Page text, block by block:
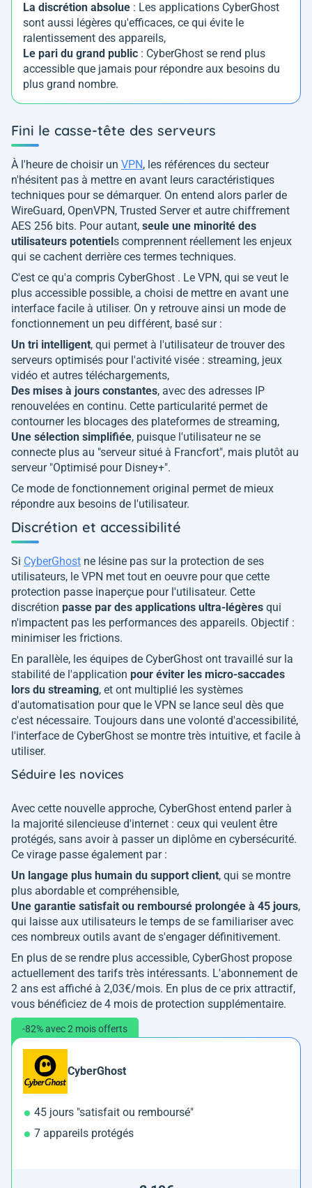
La discrétion absolue : Les applications CyberGhost
sont aussi légères qu'efficaces, ce qui évite le
ralentissement des appareils,
Le pari du grand public : CyberGhost se rend plus
accessible que jamais pour répondre aux besoins du
plus grand nombre.
Fini le casse-tête des serveurs
À l'heure de choisir un VPN, les références du secteur
n'hésitent pas à mettre en avant leurs caractéristiques
techniques pour se démarquer. On entend alors parler de
WireGuard, OpenVPN, Trusted Server et autre chiffrement
AES 256 bits. Pour autant, seule une minorité des
utilisateurs potentiels comprennent réellement les enjeux
qui se cachent derrière ces termes techniques.
C'est ce qu'a compris CyberGhost . Le VPN, qui se veut le
plus accessible possible, a choisi de mettre en avant une
interface facile à utiliser. On y retrouve ainsi un mode de
fonctionnement un peu différent, basé sur :
Un tri intelligent, qui permet à l'utilisateur de trouver des
serveurs optimisés pour l'activité visée : streaming, jeux
vidéo et autres téléchargements,
Des mises à jours constantes, avec des adresses IP
renouvelées en continu. Cette particularité permet de
contourner les blocages des plateformes de streaming,
Une sélection simplifiée, puisque l'utilisateur ne se
connecte plus au "serveur situé à Francfort", mais plutôt au
serveur "Optimisé pour Disney+".
Ce mode de fonctionnement original permet de mieux
répondre aux besoins de l'utilisateur.
Discrétion et accessibilité
Si CyberGhost ne lésine pas sur la protection de ses
utilisateurs, le VPN met tout en oeuvre pour que cette
protection passe inaperçue pour l'utilisateur. Cette
discrétion passe par des applications ultra-légères qui
n'impactent pas les performances des appareils. Objectif :
minimiser les frictions.
En parallèle, les équipes de CyberGhost ont travaillé sur la
stabilité de l'application pour éviter les micro-saccades
lors du streaming, et ont multiplié les systèmes
d'automatisation pour que le VPN se lance seul dès que
c'est nécessaire. Toujours dans une volonté d'accessibilité,
l'interface de CyberGhost se montre très intuitive, et facile à
utiliser.
Séduire les novices
Avec cette nouvelle approche, CyberGhost entend parler à
la majorité silencieuse d'internet : ceux qui veulent être
protégés, sans avoir à passer un diplôme en cybersécurité.
Ce virage passe également par :
Un langage plus humain du support client, qui se montre
plus abordable et compréhensible,
Une garantie satisfait ou remboursé prolongée à 45 jours,
qui laisse aux utilisateurs le temps de se familiariser avec
ces nombreux outils avant de s'engager définitivement.
En plus de se rendre plus accessible, CyberGhost propose
actuellement des tarifs très intéressants. L'abonnement de
2 ans est affiché à 2,03€/mois. En plus de ce prix attractif,
vous bénéficiez de 4 mois de protection supplémentaire.
-82% avec 2 mois offerts
CyberGhost
45 jours "satisfait ou remboursé"
7 appareils protégés